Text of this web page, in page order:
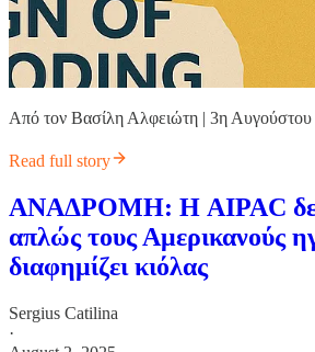
Από τον Βασίλη Αλφειώτη | 3η
Read full story
ΑΝΑΔΡΟΜΗ: Η AIPAC δεν
απλώς τους Αμερικανούς
διαφημίζει κιόλας
Sergius Catilina
·